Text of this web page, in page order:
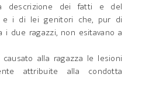
descrizione dei fatti e del
e i di lei genitori che, pur di
due ragazzi, non esitavano a
alla ragazza le lesioni
attribuite alla condotta